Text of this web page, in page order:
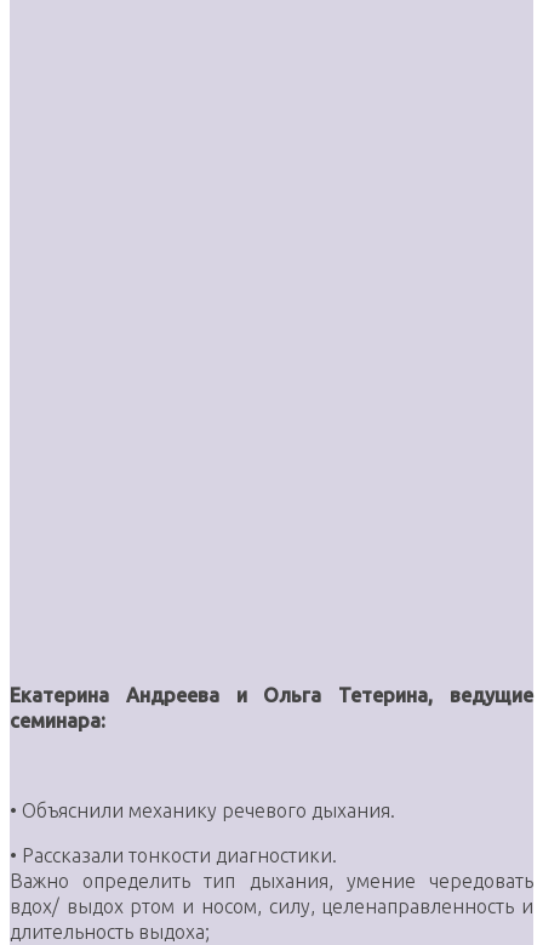
Екатерина Андреева и Ольга Тетерина, ведущие
семинара:
• Объяснили механику речевого дыхания.
• Рассказали тонкости диагностики.
Важно определить тип дыхания, умение чередовать
вдох/ выдох ртом и носом, силу, целенаправленность и
длительность выдоха;